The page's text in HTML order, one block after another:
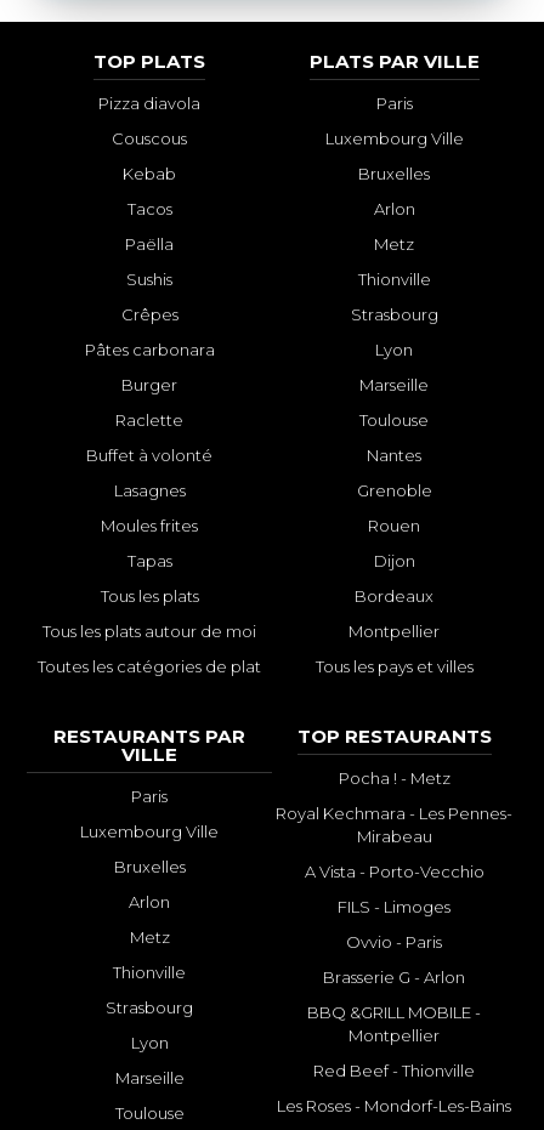
TOP PLATS
Pizza diavola
Couscous
Kebab
Tacos
Paëlla
Sushis
Crêpes
Pâtes carbonara
Burger
Raclette
Buffet à volonté
Lasagnes
Moules frites
Tapas
Tous les plats
Tous les plats autour de moi
Toutes les catégories de plat
PLATS PAR VILLE
Paris
Luxembourg Ville
Bruxelles
Arlon
Metz
Thionville
Strasbourg
Lyon
Marseille
Toulouse
Nantes
Grenoble
Rouen
Dijon
Bordeaux
Montpellier
Tous les pays et villes
RESTAURANTS PAR
VILLE
Paris
Luxembourg Ville
Bruxelles
Arlon
Metz
Thionville
Strasbourg
Lyon
Marseille
Toulouse
TOP RESTAURANTS
Pocha ! - Metz
Royal Kechmara - Les Pennes-
Mirabeau
A Vista - Porto-Vecchio
FILS - Limoges
Ovvio - Paris
Brasserie G - Arlon
BBQ &GRILL MOBILE -
Montpellier
Red Beef - Thionville
Les Roses - Mondorf-Les-Bains